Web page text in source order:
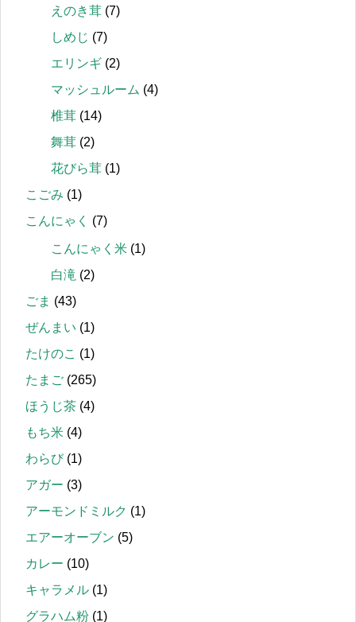
えのき茸 (7)
しめじ (7)
エリンギ (2)
マッシュルーム (4)
椎茸 (14)
舞茸 (2)
花びら茸 (1)
こごみ (1)
こんにゃく
(7)
こんにゃく米 (1)
白滝 (2)
ごま (43)
ぜんまい (1)
たけのこ (1)
たまご (265)
ほうじ茶 (4)
もち米 (4)
わらび(1)
アガー (3)
アーモンドミルク (1)
エアーオーブン (5)
カレー (10)
キャラメル (1)
グラハム粉 (1)